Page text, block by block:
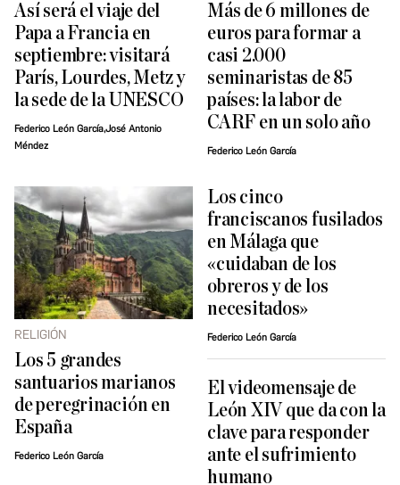
Así será el viaje del
Papa a Francia en
septiembre: visitará
París, Lourdes, Metz y
la sede de la UNESCO
Federico León García,José Antonio
Méndez
Más de 6 millones de
euros para formar a
casi 2.000
seminaristas de 85
países: la labor de
CARF en un solo año
Federico León García
RELIGIÓN
Los 5 grandes
santuarios marianos
de peregrinación en
España
Federico León García
Los cinco
franciscanos fusilados
en Málaga que
«cuidaban de los
obreros y de los
necesitados»
Federico León García
El videomensaje de
León XIV que da con la
clave para responder
ante el sufrimiento
humano